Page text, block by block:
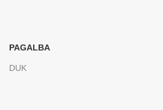
PAGALBA
DUK